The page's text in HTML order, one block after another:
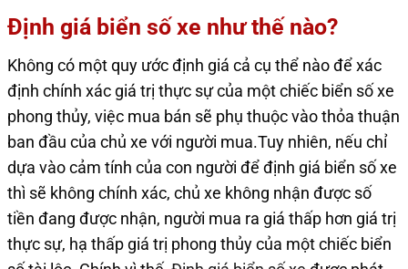
Định giá biển số xe như thế nào?
Không có một quy ước định giá cả cụ thể nào để xác
định chính xác giá trị thực sự của một chiếc biển số xe
phong thủy, việc mua bán sẽ phụ thuộc vào thỏa thuận
ban đầu của chủ xe với người mua.Tuy nhiên, nếu chỉ
dựa vào cảm tính của con người để định giá biển số xe
thì sẽ không chính xác, chủ xe không nhận được số
tiền đang được nhận, người mua ra giá thấp hơn giá trị
thực sự, hạ thấp giá trị phong thủy của một chiếc biển